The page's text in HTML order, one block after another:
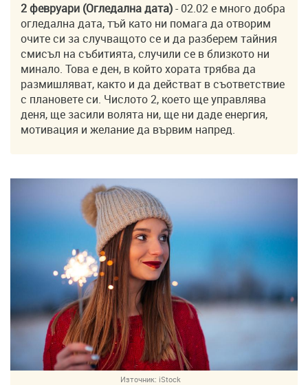
2 февруари (Огледална дата)- 02.02 е много добра
огледална дата, тъй като ни помага да отворим
очите си за случващото се и да разберем тайния
смисъл на събитията, случили се в близкото ни
минало. Това е ден, в който хората трябва да
размишляват, както и да действат в съответствие
с плановете си. Числото 2, което ще управлява
деня, ще засили волята ни, ще ни даде енергия,
мотивация и желание да вървим напред.
Източник: iStock